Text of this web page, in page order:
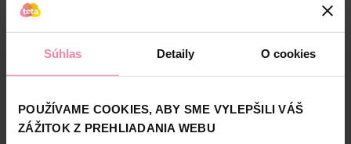
Súhlas Detaily O cookies
POUŽÍVAME COOKIES, ABY SME VYLEPŠILI VÁŠ
ZÁŽITOK Z PREHLIADANIA WEBU
Informácie o výrobku
Obohatená o kokosový olej. Táto maska pomáha posilniť
korienky vlasov, zanecháva vlasy mäkké, hodvábne a
pružné, hydratuje a vyživuje pokožku hlavy. Po umytí
okraja ju rozstrihnite nožnicami. Nasaďte masku na vlasy a
upevnite ju, jemne masírujte tak, aby sa podporilo
Zobraziť viac